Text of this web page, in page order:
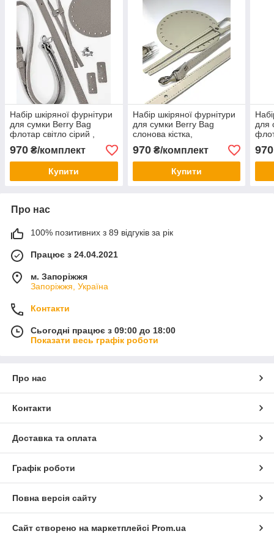
Набір шкіряної фурнітури
для сумки Berry Bag
флотар світло сірий ,
натуральна шкіра
970 ₴/комплект
Купити
Набір шкіряної фурнітури
для сумки Berry Bag
слонова кістка,
натуральна шкіра
970₴/комплект
Купити
для
970
Про нас
100% позитивних з 89 відгуків за рік
Працює з 24.04.2021
м. Запоріжжя
Запоріжжя, Україна
Контакти
Сьогодні працює з 09:00 до 18:00
Показати весь графік роботи
Про нас
Контакти
Доставка та оплата
Графік роботи
Повна версія сайту
Сайт створено на маркетплейсі Prom.ua